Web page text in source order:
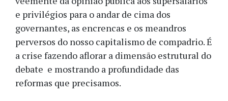
e privilégios para o andar de cima dos
governantes, as encrencas e os meandros
perversos do nosso capitalismo de compadrio. É
a crise fazendo aflorar a dimensão estrutural do
debate e mostrando a profundidade das
reformas que precisamos.